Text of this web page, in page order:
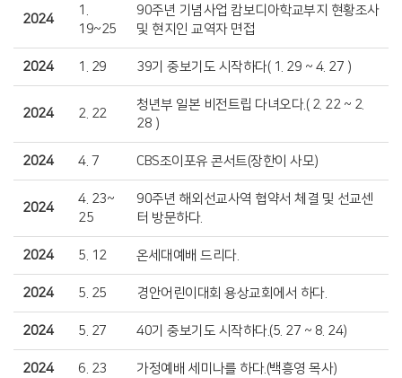
2024
1.
19~25
90주년 기념사업 캄보디아학교부지 현황조사
및 현지인 교역자 면접
2024 1. 29 39기 중보기도 시작하다( 1. 29 ~ 4. 27 )
2024 2. 22
청년부 일본 비전트립 다녀오다.( 2. 22 ~ 2.
28 )
2024 4. 7 CBS조이포유 콘서트(장한이 사모)
2024
4. 23~
25
90주년 해외선교사역 협약서 체결 및 선교센
터 방문하다.
2024 5. 12 온세대예배 드리다.
2024 5. 25 경안어린이대회 용상교회에서 하다.
2024 5. 27 40기 중보기도 시작하다.(5. 27 ~ 8. 24)
2024 6. 23 가정예배 세미나를 하다.(백흥영 목사)